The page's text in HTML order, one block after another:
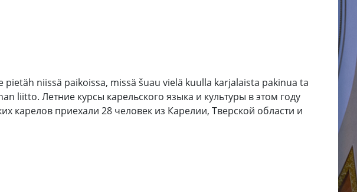
niissä paikoissa, missä šuau vielä kuulla karjalaista pakinua ta
liitto. Летние курсы карельского языка и культуры в этом году
карелов приехали 28 человек из Карелии, Тверской области и